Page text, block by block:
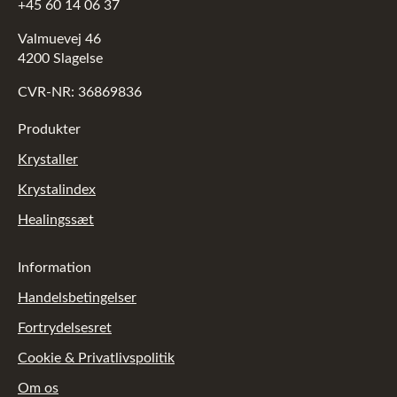
+45 60 14 06 37
Valmuevej 46
4200 Slagelse
CVR-NR: 36869836
Produkter
Krystaller
Krystalindex
Healingssæt
Information
Handelsbetingelser
Fortrydelsesret
Cookie & Privatlivspolitik
Om os